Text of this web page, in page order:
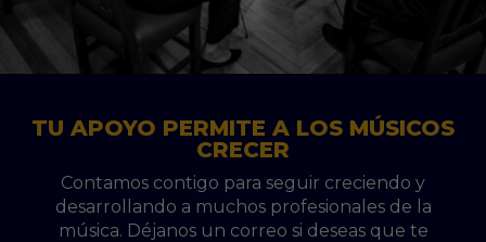
TU APOYO PERMITE A LOS MÚSICOS
CRECER
Contamos contigo para seguir creciendo y
desarrollando a muchos profesionales de la
música. Déjanos un correo si deseas que te